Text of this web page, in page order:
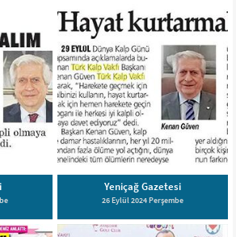
Yeniçağ Gazetesi
26 Eylül 2024 Perşembe